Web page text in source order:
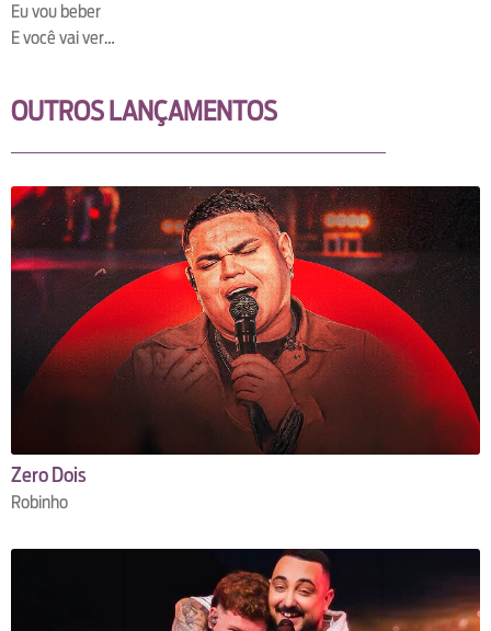
Eu vou beber
E você vai ver…
OUTROS LANÇAMENTOS
Zero Dois
Robinho